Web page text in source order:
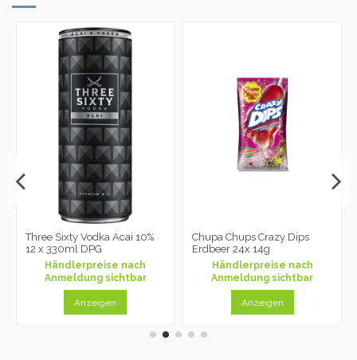
Three Sixty Vodka Acai 10%
12 x 330ml DPG
Händlerpreise nach
Anmeldung sichtbar
Anzeigen
Chupa Chups Crazy Dips
Erdbeer 24x 14g
Händlerpreise nach
Anmeldung sichtbar
Anzeigen